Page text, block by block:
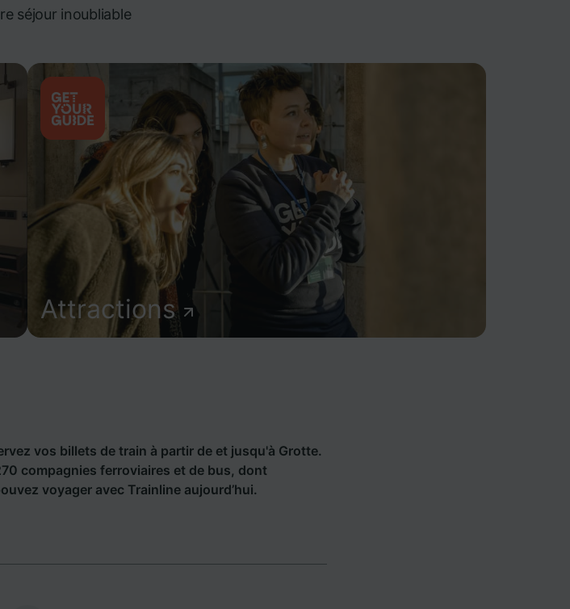
séjour inoubliable
Attractions
vos billets de train à partir de et jusqu'à Grotte.
compagnies ferroviaires et de bus, dont
voyager avec Trainline aujourd’hui.